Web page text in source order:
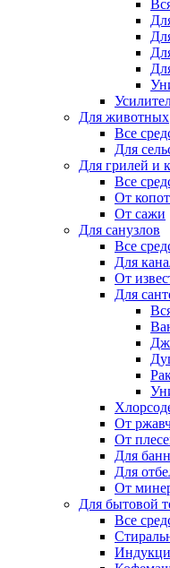
Для животных
Все
Для
Для грилей и
Все
От
От сажи
Для санузлов
Все
Для
От
Для
От
От
Для
Для
От
Для бытовой
Все